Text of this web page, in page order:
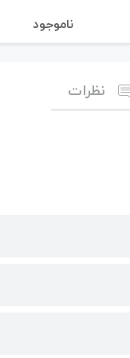
نا‌موجود
نظرات